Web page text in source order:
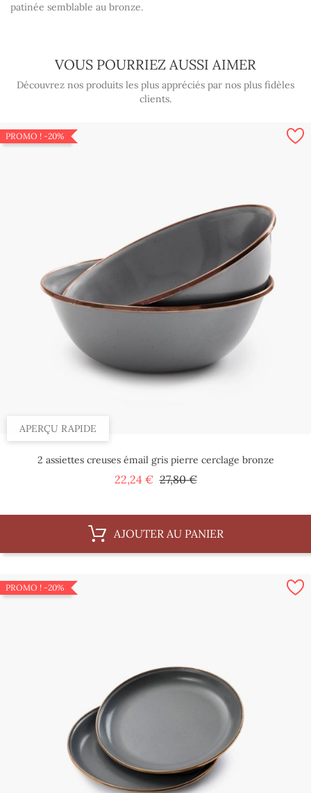
patinée semblable au bronze.
VOUS POURRIEZ AUSSI AIMER
Découvrez nos produits les plus appréciés par nos plus fidèles
clients.
APERÇU RAPIDE
PROMO ! -20%
2 assiettes creuses émail gris pierre cerclage bronze
22,24 € Prix
27,80 €Prix
AJOUTER AU PANIER
PROMO ! -20%